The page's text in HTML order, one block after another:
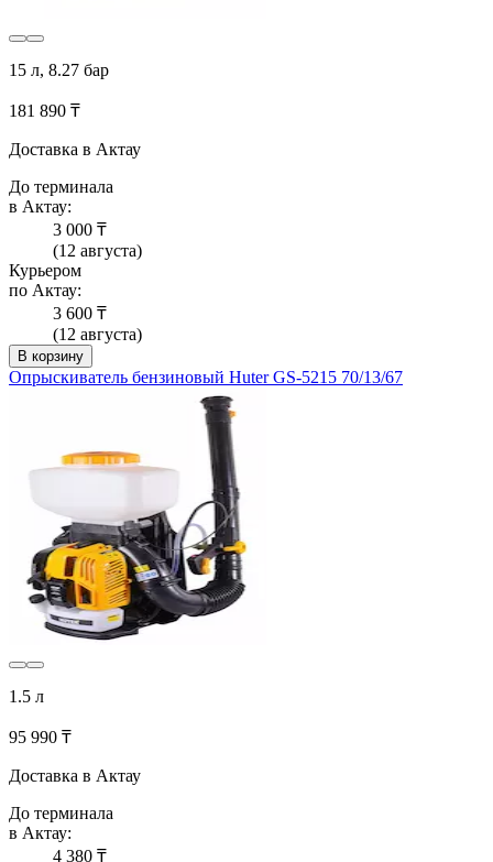
15 л, 8.27 бар
181 890 ₸
Доставка в Актау
До терминала
в Актау:
3 000 ₸
(12 августа)
Курьером
по Актау:
3 600 ₸
(12 августа)
В корзину
Опрыскиватель бензиновый Huter GS-5215 70/13/67
1.5 л
95 990 ₸
Доставка в Актау
До терминала
в Актау:
4 380 ₸